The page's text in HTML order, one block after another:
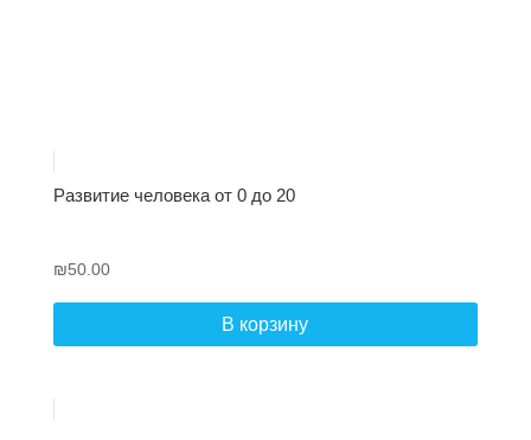
Развитие человека от 0 до 20
₪50.00
В корзину